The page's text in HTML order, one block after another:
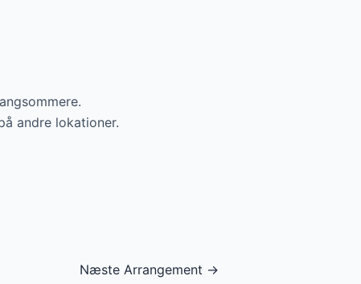
andre lokationer.
Næste Arrangement →